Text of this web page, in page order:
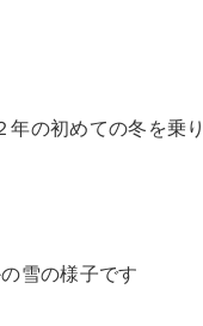
の初めての冬を乗
雪の様子です